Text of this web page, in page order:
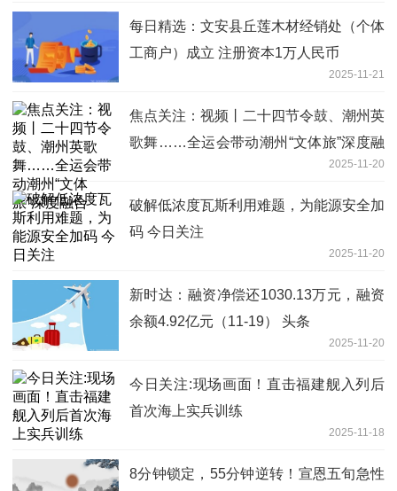
每日精选：文安县丘莲木材经销处（个体
工商户）成立 注册资本1万人民币
2025-11-21
焦点关注：视频丨二十四节令鼓、潮州英
歌舞……全运会带动潮州“文体旅”深度融
2025-11-20
破解低浓度瓦斯利用难题，为能源安全加
码 今日关注
2025-11-20
新时达：融资净偿还1030.13万元，融资
余额4.92亿元（11-19） 头条
2025-11-20
今日关注:现场画面！直击福建舰入列后
首次海上实兵训练
2025-11-18
8分钟锁定，55分钟逆转！宣恩五旬急性